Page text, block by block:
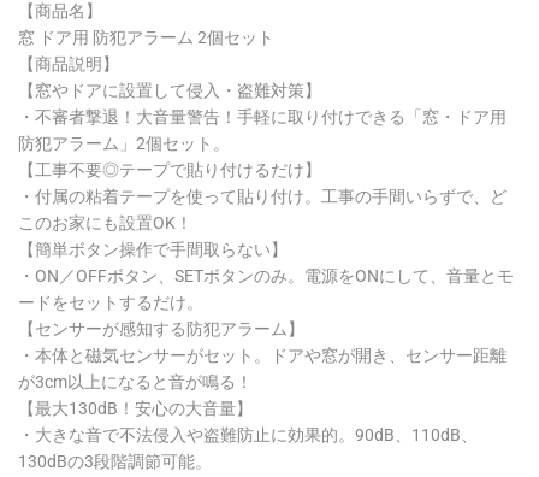
【商品名】
窓 ドア用 防犯アラーム 2個セット
【商品説明】
【窓やドアに設置して侵入・盗難対策】
・不審者撃退！大音量警告！手軽に取り付けできる「窓・ドア用
防犯アラーム」2個セット。
【工事不要◎テープで貼り付けるだけ】
・付属の粘着テープを使って貼り付け。工事の手間いらずで、ど
このお家にも設置OK！
【簡単ボタン操作で手間取らない】
・ON／OFFボタン、SETボタンのみ。電源をONにして、音量とモ
ードをセットするだけ。
【センサーが感知する防犯アラーム】
・本体と磁気センサーがセット。ドアや窓が開き、センサー距離
が3cm以上になると音が鳴る！
【最大130dB！安心の大音量】
・大きな音で不法侵入や盗難防止に効果的。90dB、110dB、
130dBの3段階調節可能。